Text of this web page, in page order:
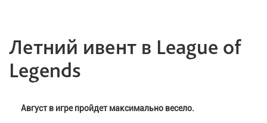
Летний ивент в League of
Legends
Август в игре пройдет максимально весело.